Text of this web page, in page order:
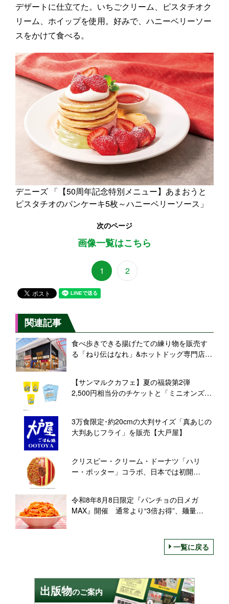
デザートに仕立てた。いちごクリーム、ピスタチオク
リーム、ホイップを使用。好みで、ハニーベリーソー
スをかけて食べる。
デニーズ 「【50周年記念特別メニュー】あまおうと
ピスタチオのパンケーキ5枚～ハニーベリーソース」
次のページ
画像一覧はこちら
1 2
関連記事
食べ歩きできる揚げたての練り物を販売す
る「ねり伝はなれ」&ホットドッグ専門店
【サンマルクカフェ】夏の福袋第2弾
2,500円相当分のチケットと「ミニオンズ」
3万食限定･約20cmの大判サイズ「真あじの
大判あじフライ」を販売【大戸屋】
クリスピー・クリーム・ドーナツ「ハリ
ー・ポッター」コラボ、日本では初開
令和8年8月8日限定『パンチョの日メガ
MAX』開催 通常より“3倍お得”、麺量
一覧に戻る
出版物のご案内